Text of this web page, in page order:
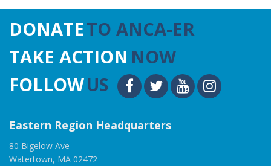
DONATETO ANCA-ER
TAKE ACTION NOW
FOLLOWUS
Eastern Region Headquarters
80 Bigelow Ave
Watertown, MA 02472